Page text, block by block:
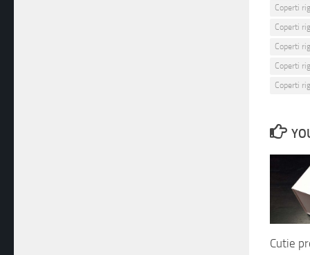
Coperti
Coperti
Coperti
Coperti
Cutie
cadouri